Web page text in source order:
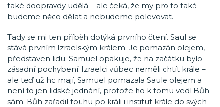
také doopravdy udělá – ale čeká, že my pro to také
budeme něco dělat a nebudeme polevovat.
Tady se mi ten příběh dotýká prvního čtení. Saul se
stává prvním Izraelským králem. Je pomazán olejem,
představen lidu. Samuel opakuje, že na začátku bylo
zásadní pochybení. Izraelci vůbec neměli chtít krále –
ale teď už ho mají, Samuel pomazala Saule olejem a
není to jen lidské jednání, protože ho k tomu vedl Bůh
sám. Bůh zařadil touhu po králi i institut krále do svých